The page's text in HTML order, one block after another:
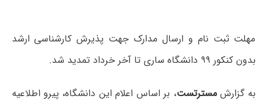
مهلت ثبت نام و ارسال مدارک جهت پذیرش کارشناسی ارشد
بدون کنکور ۹۹ دانشگاه ساری تا آخر خرداد تمدید شد.
به گزارشمسترتست، بر اساس اعلام این دانشگاه، پیرو اطلاعیه